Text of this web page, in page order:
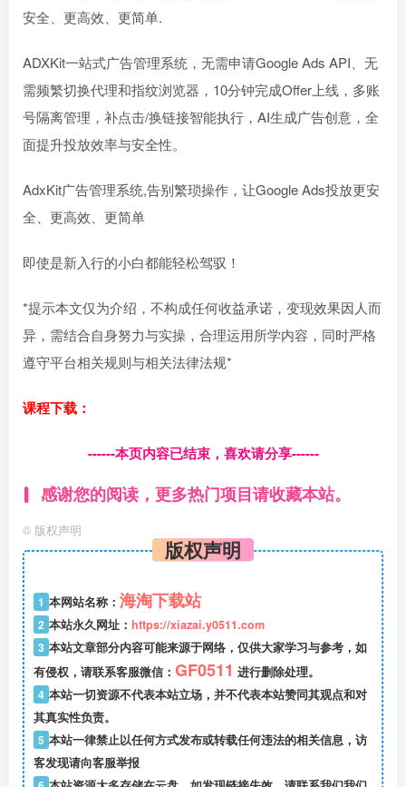
安全、更高效、更简单.
ADXKit一站式广告管理系统，无需申请Google Ads API、无
需频繁切换代理和指纹浏览器，10分钟完成Offer上线，多账
号隔离管理，补点击/换链接智能执行，AI生成广告创意，全
面提升投放效率与安全性。
AdxKit广告管理系统,告别繁琐操作，让Google Ads投放更安
全、更高效、更简单
即使是新入行的小白都能轻松驾驭！
*提示本文仅为介绍，不构成任何收益承诺，变现效果因人而
异，需结合自身努力与实操，合理运用所学内容，同时严格
遵守平台相关规则与相关法律法规*
课程下载：
------本页内容已结束，喜欢请分享------
感谢您的阅读，更多热门项目请收藏本站。
© 版权声明
版权声明
1 本网站名称： 海淘下载站
2 本站永久网址： https://xiazai.y0511.com
3 本站文章部分内容可能来源于网络，仅供大家学习与参考，如
有侵权，请联系客服微信： GF0511 进行删除处理。
4 本站一切资源不代表本站立场，并不代表本站赞同其观点和对
其真实性负责。
5 本站一律禁止以任何方式发布或转载任何违法的相关信息，访
客发现请向客服举报